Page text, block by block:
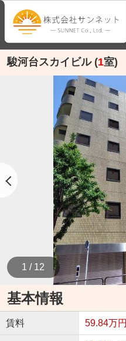
駿河台スカイビル (1室)
1 / 12
基本情報
賃料 59.84万円